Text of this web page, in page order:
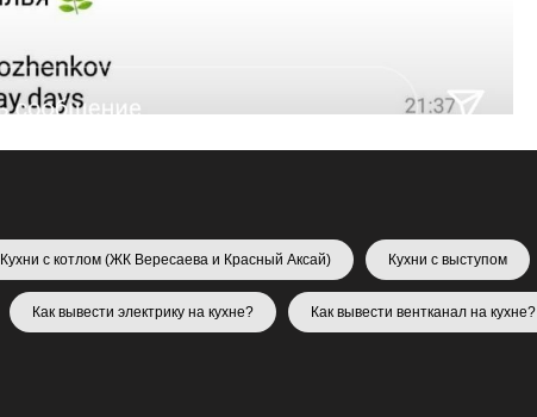
Кухни с котлом (ЖК Вересаева и Красный Аксай) Кухни с выступом
Как вывести электрику на кухне? Как вывести вентканал на кухне?